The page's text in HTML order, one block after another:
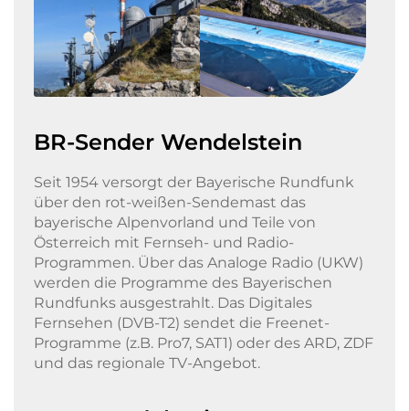
BR-Sender Wendelstein
Seit 1954 versorgt der Bayerische Rundfunk
über den rot-weißen-Sendemast das
bayerische Alpenvorland und Teile von
Österreich mit Fernseh- und Radio-
Programmen. Über dasAnaloge Radio (UKW)
werden die Programme des Bayerischen
Rundfunks ausgestrahlt. Das Digitales
Fernsehen (DVB-T2) sendet die Freenet-
Programme (z.B. Pro7, SAT1) oder des ARD, ZDF
und das regionale TV-Angebot.